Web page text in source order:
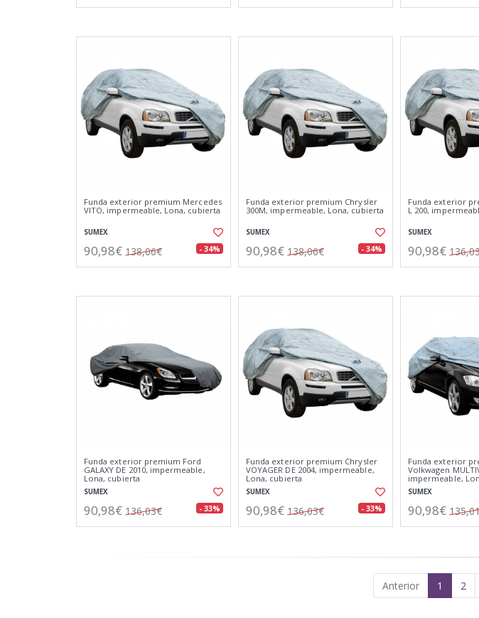
Funda exterior premium Mercedes
VITO, impermeable, Lona, cubierta
SUMEX
90,98€ 138,06€ - 34%
Funda exterior premium Chrysler
300M, impermeable, Lona, cubierta
SUMEX
90,98€ 138,06€ - 34%
Funda exterior
L 200,
SUMEX
90,98€
Funda exterior premium Ford
GALAXY DE 2010, impermeable,
Lona, cubierta
SUMEX
90,98€ 136,03€ - 33%
Funda exterior premium Chrysler
VOYAGER DE 2004, impermeable,
Lona, cubierta
SUMEX
90,98€ 136,03€ - 33%
Funda exterior
Volkwagen
impermeable,
SUMEX
90,98€
Anterior 1 2